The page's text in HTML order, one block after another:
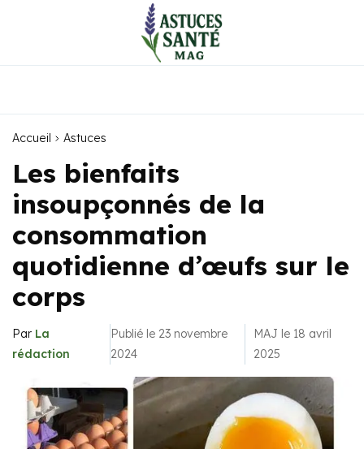
Accueil Astuces
Les bienfaits
insoupçonnés de la
consommation
quotidienne d’œufs sur le
corps
Par La
rédaction
Publié le 23 novembre
2024
MAJ le 18 avril
2025